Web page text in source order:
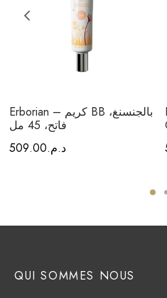
Erborian – كريم BB بالجنسنغ،
فاتح، 45 مل
د.م.509.00
QUI SOMMES NOUS